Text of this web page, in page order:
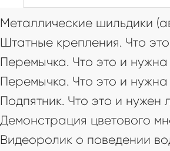
Металлические шильдики
Штатные крепления. Что
Перемычка. Что это и
Перемычка. Что это и
Подпятник. Что это и нужен
Демонстрация цветового
Видеоролик о поведении